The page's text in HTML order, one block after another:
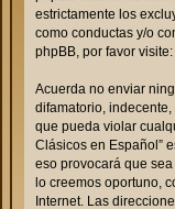
estrictamente los
como conductas y/o
phpBB, por favor visite:
Acuerda no enviar
difamatorio,
que pueda violar
Clásicos en Español”
eso provocará que
lo creemos oportuno,
Internet. Las